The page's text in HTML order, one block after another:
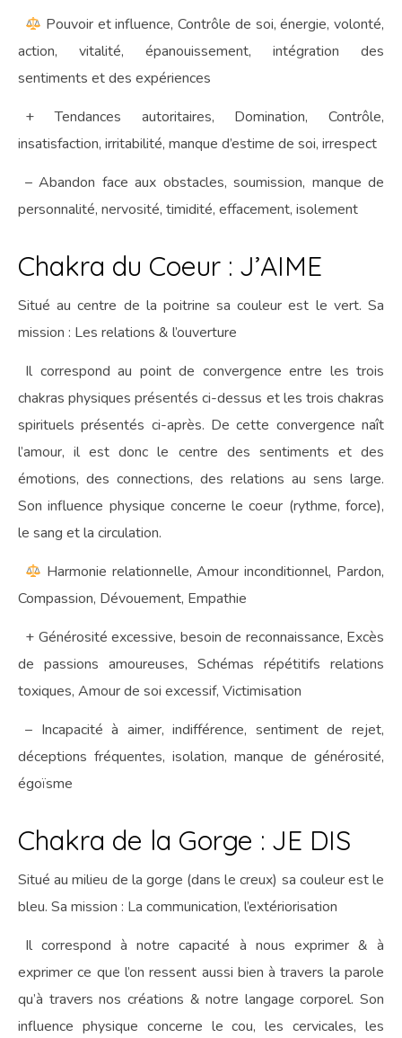
Pouvoir et influence, Contrôle de soi, énergie, volonté,
action, vitalité, épanouissement, intégration des
sentiments et des expériences
+ Tendances autoritaires, Domination, Contrôle,
insatisfaction, irritabilité, manque d’estime de soi, irrespect
– Abandon face aux obstacles, soumission, manque de
personnalité, nervosité, timidité, effacement, isolement
Chakra du Coeur : J’AIME
Situé au centre de la poitrine sa couleur est le vert. Sa
mission : Les relations & l’ouverture
Il correspond au point de convergence entre les trois
chakras physiques présentés ci-dessus et les trois chakras
spirituels présentés ci-après. De cette convergence naît
l’amour, il est donc le centre des sentiments et des
émotions, des connections, des relations au sens large.
Son influence physique concerne le coeur (rythme, force),
le sang et la circulation.
Harmonie relationnelle, Amour inconditionnel, Pardon,
Compassion, Dévouement, Empathie
+ Générosité excessive, besoin de reconnaissance, Excès
de passions amoureuses, Schémas répétitifs relations
toxiques, Amour de soi excessif, Victimisation
– Incapacité à aimer, indifférence, sentiment de rejet,
déceptions fréquentes, isolation, manque de générosité,
égoïsme
Chakra de la Gorge : JE DIS
Situé au milieu de la gorge (dans le creux) sa couleur est le
bleu. Sa mission : La communication, l’extériorisation
Il correspond à notre capacité à nous exprimer & à
exprimer ce que l’on ressent aussi bien à travers la parole
qu’à travers nos créations & notre langage corporel. Son
influence physique concerne le cou, les cervicales, les